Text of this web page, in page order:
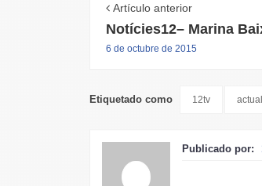
Artículo anterior
Notícies12– Marina
6 de octubre de 2015
Etiquetado como 12tv
Publicado por: